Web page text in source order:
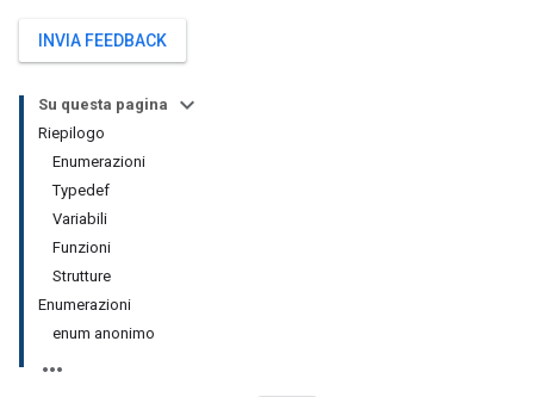
INVIA FEEDBACK
Su questa pagina
Riepilogo
Enumerazioni
Typedef
Variabili
Funzioni
Strutture
Enumerazioni
enum anonimo